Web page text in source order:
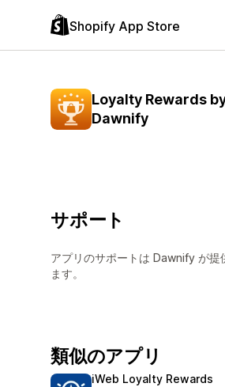
Shopify App Store
Loyalty Rewards
Dawnify
サポート
アプリのサポートは Dawnify が提
ます。
類似のアプリ
iWeb Loyalty Rewards